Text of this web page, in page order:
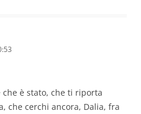
è stato, che ti riporta
che cerchi ancora, Dalia, fra